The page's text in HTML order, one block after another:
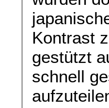
Kontrast
gestützt
schnell